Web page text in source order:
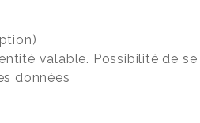
valable. Possibilité de
données